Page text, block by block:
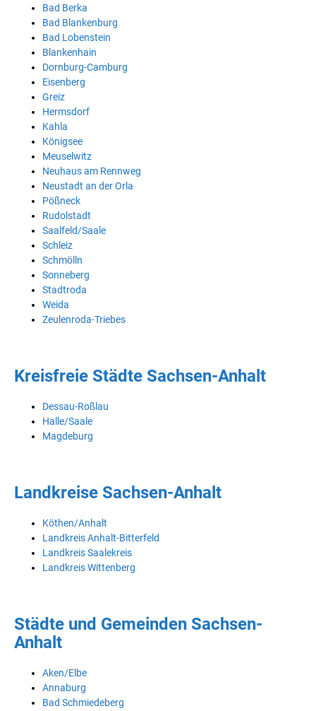
Bad Berka
Bad Blankenburg
Bad Lobenstein
Blankenhain
Dornburg-Camburg
Eisenberg
Greiz
Hermsdorf
Kahla
Königsee
Meuselwitz
Neuhaus am Rennweg
Neustadt an der Orla
Pößneck
Rudolstadt
Saalfeld/Saale
Schleiz
Schmölln
Sonneberg
Stadtroda
Weida
Zeulenroda-Triebes
Kreisfreie Städte Sachsen-Anhalt
Dessau-Roßlau
Halle/Saale
Magdeburg
Landkreise Sachsen-Anhalt
Köthen/Anhalt
Landkreis Anhalt-Bitterfeld
Landkreis Saalekreis
Landkreis Wittenberg
Städte und Gemeinden Sachsen-
Anhalt
Aken/Elbe
Annaburg
Bad Schmiedeberg